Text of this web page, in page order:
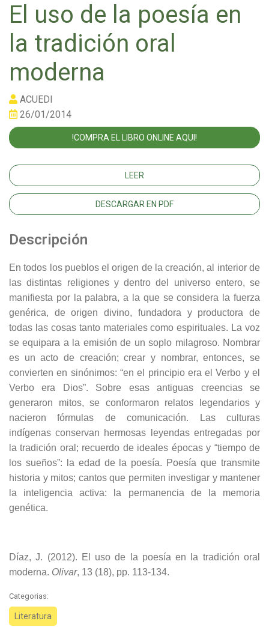
El uso de la poesía en
la tradición oral
moderna
ACUEDI
26/01/2014
!COMPRA EL LIBRO ONLINE AQUI!
LEER
DESCARGAR EN PDF
Descripción
En todos los pueblos el origen de la creación, al interior de
las distintas religiones y dentro del universo entero, se
manifiesta por la palabra, a la que se considera la fuerza
genérica, de origen divino, fundadora y productora de
todas las cosas tanto materiales como espirituales. La voz
se equipara a la emisión de un soplo milagroso. Nombrar
es un acto de creación; crear y nombrar, entonces, se
convierten en sinónimos: “en el principio era el Verbo y el
Verbo era Dios”. Sobre esas antiguas creencias se
generaron mitos, se conformaron relatos legendarios y
nacieron fórmulas de comunicación. Las culturas
indígenas conservan hermosas leyendas entregadas por
la tradición oral; recuerdo de ideales épocas y “tiempo de
los sueños”: la edad de la poesía. Poesía que transmite
historia y mitos; cantos que permiten investigar y mantener
la inteligencia activa: la permanencia de la memoria
genética.
Díaz, J. (2012). El uso de la poesía en la tradición oral
moderna. Olivar, 13 (18), pp. 113-134.
Categorias:
Literatura